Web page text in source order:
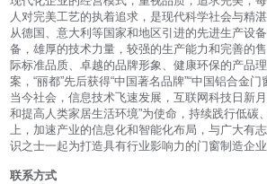
人对完美工艺的执着追求，是现代科学社会与精
从德国、意大利等国家和地区引进的先进生产设
备，雄厚的技术力量，较强的生产能力和完善的
际标准品质、卓越的品牌形象、健康环保的产品
案，“丽都”先后获得“中国著名品牌”“中国铝合金
当今社会，信息技术飞速发展，互联网科技日新
和提高人类家居生活环境”为使命，持续践行低碳
上，加速产业的信息化和智能化布局，与广大有
识之士一起为打造具有行业影响力的门窗制造企业
联系方式